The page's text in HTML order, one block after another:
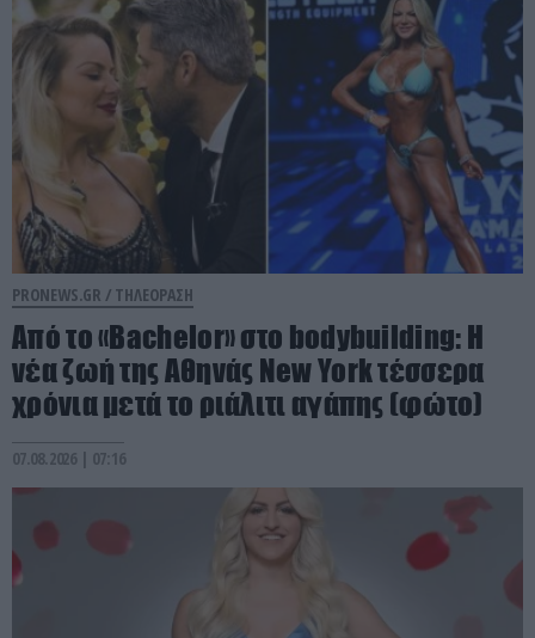
PRONEWS.GR / ΤΗΛΕΟΡΑΣΗ
Από το «Bachelor» στο bodybuilding: Η
νέα ζωή της Αθηνάς New York τέσσερα
χρόνια μετά το ριάλιτι αγάπης (φώτο)
07.08.2026 | 07:16